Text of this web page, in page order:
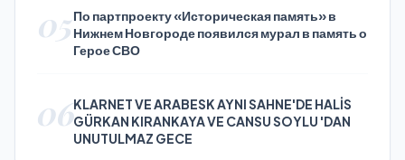
05По партпроекту «Историческая память» в
Нижнем Новгороде появился мурал в память о
Герое СВО
06KLARNET VE ARABESK AYNI SAHNE'DE HALİS
GÜRKAN KIRANKAYA VE CANSU SOYLU 'DAN
UNUTULMAZ GECE